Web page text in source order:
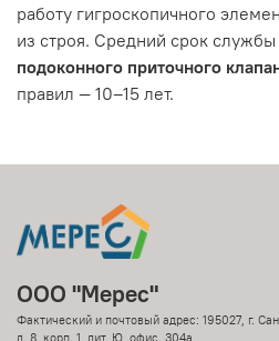
работу гигроскопичного
из строя. Средний срок службы
подоконного приточного
правил — 10–15 лет.
ООО "Мерес"
Фактический и почтовый адрес: 195027, г.
д. 8, корп. 1, лит. Ю, офис. 304а